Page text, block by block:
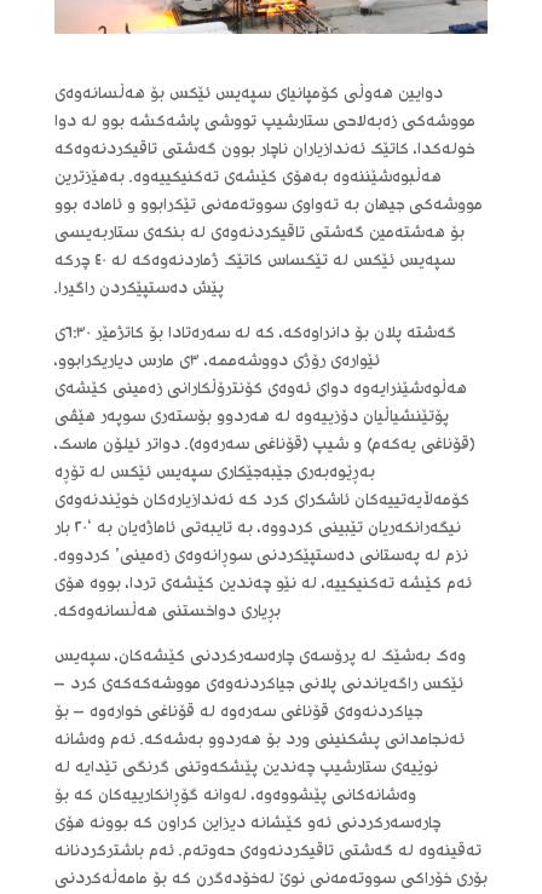
دوایین هەوڵی کۆمپانیای سپەیس ئێکس بۆ هەڵسانەوەی
مووشەکی زەبەلاحی ستارشیپ تووشی پاشەکشە بوو لە دوا
خولەکدا، کاتێک ئەندازیاران ناچار بوون گەشتی تاقیکردنەوەکە
هەڵبوەشێننەوە بەهۆی کێشەی تەکنیکییەوە. بەهێزترین
مووشەکی جیهان بە تەواوی سووتەمەنی تێکرابوو و ئامادە بوو
بۆ هەشتەمین گەشتی تاقیکردنەوەی لە بنکەی ستاربەیسی
سپەیس ئێکس لە تێکساس کاتێک ژماردنەوەکە لە ٤٠ چرکە
پێش دەستپێکردن راگیرا.
گەشتە پلان بۆ دانراوەکە، کە لە سەرەتادا بۆ کاتژمێر ٦:٣٠ی
ئێوارەی رۆژی دووشەممە، ٣ی مارس دیاریکرابوو،
هەڵوەشێنرایەوە دوای ئەوەی کۆنترۆڵکارانی زەمینی کێشەی
پۆتێنشیاڵیان دۆزییەوە لە هەردوو بۆستەری سوپەر هێڤی
(قۆناغی یەکەم) و شیپ (قۆناغی سەرەوە). دواتر ئیلۆن ماسک،
بەڕێوەبەری جێبەجێکاری سپەیس ئێکس لە تۆڕە
کۆمەڵایەتییەکان ئاشکرای کرد کە ئەندازیارەکان خوێندنەوەی
نیگەرانکەریان تێبینی کردووە، بە تایبەتی ئاماژەیان بە ‘٢٠ بار
نزم لە پەستانی دەستپێکردنی سوڕانەوەی زەمینی’ کردووە.
ئەم کێشە تەکنیکییە، لە نێو چەندین کێشەی تردا، بووە هۆی
بڕیاری دواخستنی هەڵسانەوەکە.
وەک بەشێک لە پرۆسەی چارەسەرکردنی کێشەکان، سپەیس
ئێکس راگەیاندنی پلانی جیاکردنەوەی مووشەکەکەی کرد –
جیاکردنەوەی قۆناغی سەرەوە لە قۆناغی خوارەوە – بۆ
ئەنجامدانی پشکنینی ورد بۆ هەردوو بەشەکە. ئەم وەشانە
نوێیەی ستارشیپ چەندین پێشکەوتنی گرنگی تێدایە لە
وەشانەکانی پێشووەوە، لەوانە گۆڕانکارییەکان کە بۆ
چارەسەرکردنی ئەو کێشانە دیزاین کراون کە بوونە هۆی
تەقینەوە لە گەشتی تاقیکردنەوەی حەوتەم. ئەم باشترکردنانە
بۆری خۆراکی سووتەمەنی نوێ لەخۆدەگرن کە بۆ مامەڵەکردنی